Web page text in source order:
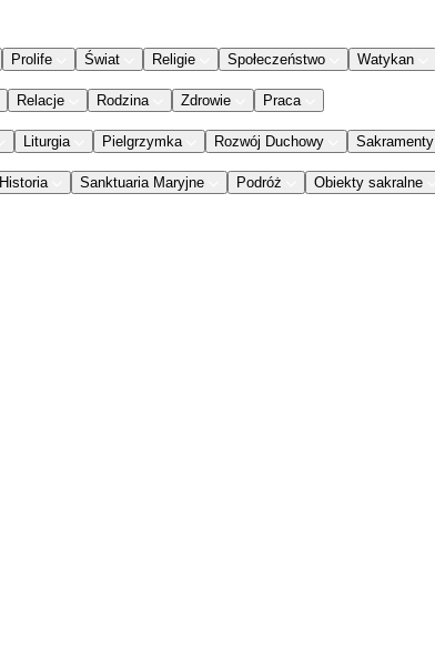
Prolife Świat Religie Społeczeństwo Watykan
Relacje Rodzina Zdrowie Praca
Liturgia Pielgrzymka Rozwój Duchowy Sakramenty
Historia Sanktuaria Maryjne Podróż Obiekty sakralne